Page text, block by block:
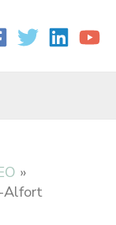
Alfort